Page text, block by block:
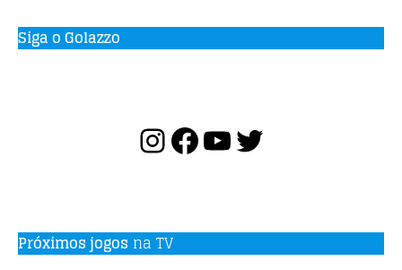
Siga o Golazzo
Próximos jogos na TV